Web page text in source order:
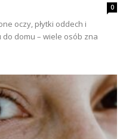
0
oczy, płytki oddech i
domu – wiele osób zna